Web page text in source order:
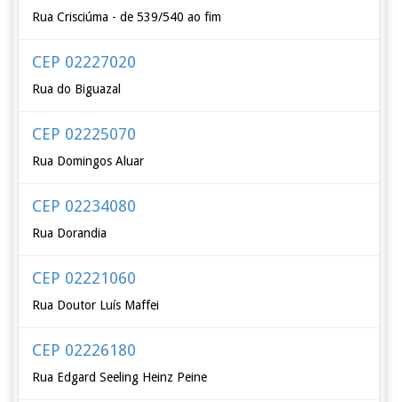
Rua Crisciúma - de 539/540 ao fim
CEP 02227020
Rua do Biguazal
CEP 02225070
Rua Domingos Aluar
CEP 02234080
Rua Dorandia
CEP 02221060
Rua Doutor Luís Maffei
CEP 02226180
Rua Edgard Seeling Heinz Peine